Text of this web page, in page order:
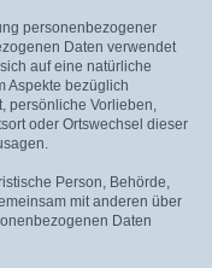
personenbezogener
Daten verwendet
auf eine natürliche
Aspekte bezüglich
persönliche Vorlieben,
oder Ortswechsel dieser
Person, Behörde,
mit anderen über
Daten